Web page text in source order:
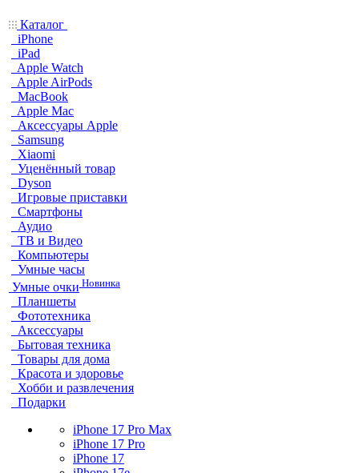
Каталог
iPhone
iPad
Apple Watch
Apple AirPods
MacBook
Apple Mac
Аксессуары Apple
Samsung
Xiaomi
Уценённый товар
Dyson
Игровые приставки
Смартфоны
Аудио
ТВ и Видео
Компьютеры
Умные часы
Умные очки Новинка
Планшеты
Фототехника
Аксессуары
Бытовая техника
Товары для дома
Красота и здоровье
Хобби и развлечения
Подарки
iPhone 17 Pro Max
iPhone 17 Pro
iPhone 17